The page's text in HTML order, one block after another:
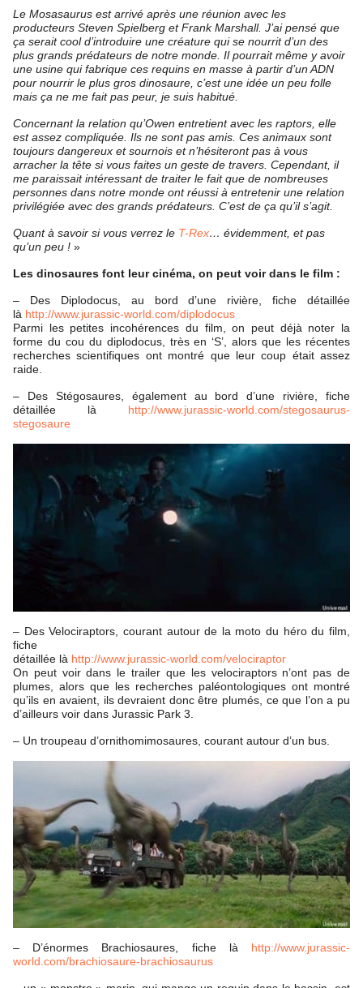
Le Mosasaurus est arrivé après une réunion avec les
producteurs Steven Spielberg et Frank Marshall. J’ai pensé que
ça serait cool d’introduire une créature qui se nourrit d’un des
plus grands prédateurs de notre monde. Il pourrait même y avoir
une usine qui fabrique ces requins en masse à partir d’un ADN
pour nourrir le plus gros dinosaure, c’est une idée un peu folle
mais ça ne me fait pas peur, je suis habitué.
Concernant la relation qu’Owen entretient avec les raptors, elle
est assez compliquée. Ils ne sont pas amis. Ces animaux sont
toujours dangereux et sournois et n’hésiteront pas à vous
arracher la tête si vous faites un geste de travers. Cependant, il
me paraissait intéressant de traiter le fait que de nombreuses
personnes dans notre monde ont réussi à entretenir une relation
privilégiée avec des grands prédateurs. C’est de ça qu’il s’agit.
Quant à savoir si vous verrez le T-Rex… évidemment, et pas
qu’un peu ! »
Les dinosaures font leur cinéma, on peut voir dans le film :
– Des Diplodocus, au bord d’une rivière, fiche détaillée
là http://www.jurassic-world.com/diplodocus
Parmi les petites incohérences du film, on peut déjà noter la
forme du cou du diplodocus, très en ‘S’, alors que les récentes
recherches scientifiques ont montré que leur coup était assez
raide.
– Des Stégosaures, également au bord d’une rivière, fiche
détaillée là http://www.jurassic-world.com/stegosaurus-
stegosaure
– Des Velociraptors, courant autour de la moto du héro du film,
fiche
détaillée là http://www.jurassic-world.com/velociraptor
On peut voir dans le trailer que les velociraptors n’ont pas de
plumes, alors que les recherches paléontologiques ont montré
qu’ils en avaient, ils devraient donc être plumés, ce que l’on a pu
d’ailleurs voir dans Jurassic Park 3.
– Un troupeau d’ornithomimosaures, courant autour d’un bus.
– D’énormes Brachiosaures, fiche là http://www.jurassic-
world.com/brachiosaure-brachiosaurus